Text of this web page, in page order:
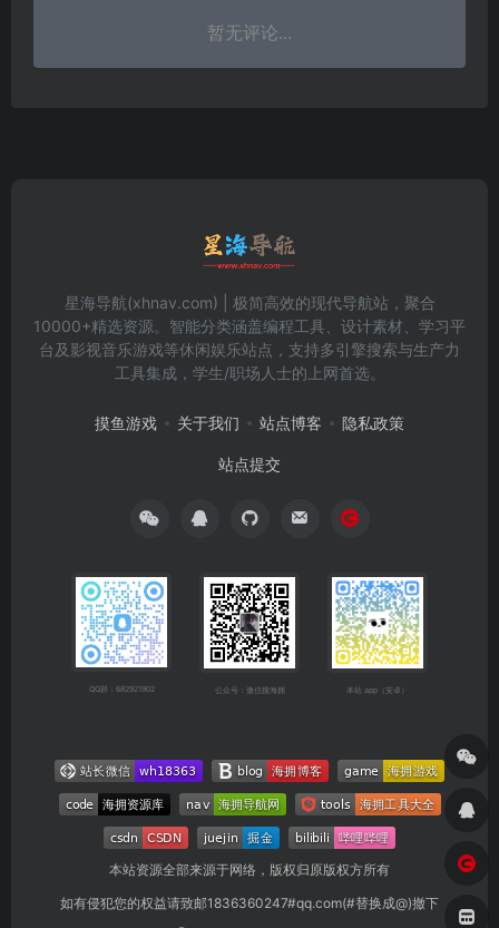
暂无评论...
星海导航(xhnav.com) | 极简高效的现代导航站，聚合
10000+精选资源。智能分类涵盖编程工具、设计素材、学习平
台及影视音乐游戏等休闲娱乐站点，支持多引擎搜索与生产力
工具集成，学生/职场人士的上网首选。
摸鱼游戏 关于我们 站点博客 隐私政策
站点提交
QQ群：682921902 公众号：微信搜海拥 本站 app（安卓）
本站资源全部来源于网络，版权归原版权方所有
如有侵犯您的权益请致邮1836360247#qq.com(#替换成@)撤下